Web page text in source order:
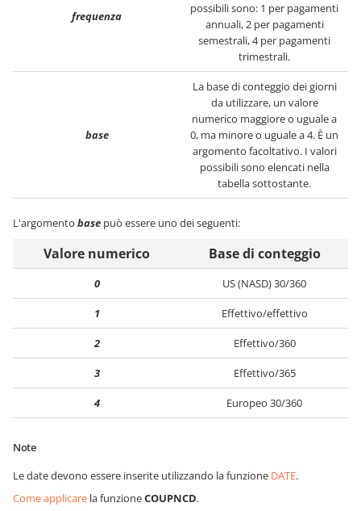
frequenza
possibili sono: 1 per pagamenti
annuali, 2 per pagamenti
semestrali, 4 per pagamenti
trimestrali.
base
La base di conteggio dei giorni
da utilizzare, un valore
numerico maggiore o uguale a
0, ma minore o uguale a 4. È un
argomento facoltativo. I valori
possibili sono elencati nella
tabella sottostante.
L'argomento base può essere uno dei seguenti:
Valore numerico Base di conteggio
0 US (NASD) 30/360
1 Effettivo/effettivo
2 Effettivo/360
3 Effettivo/365
4 Europeo 30/360
Note
Le date devono essere inserite utilizzando la funzione DATE.
Come applicare la funzioneCOUPNCD.